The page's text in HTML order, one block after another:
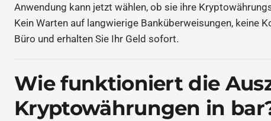
Anwendung kann jetzt wählen, ob sie ihre
Kein Warten auf langwierige Banküberweisungen, keine
Büro und erhalten Sie Ihr Geld sofort.
Wie funktioniert die
Kryptowährungen in